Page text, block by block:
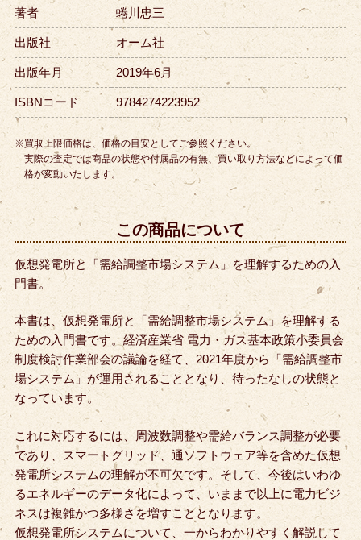
著者 蜷川忠三
出版社 オーム社
出版年月 2019年6月
ISBNコード 9784274223952
※買取上限価格は、価格の目安としてご参照ください。
実際の査定では商品の状態や付属品の有無、買い取り方法などによって価
格が変動いたします。
この商品について
仮想発電所と「需給調整市場システム」を理解するための入
門書。
本書は、仮想発電所と「需給調整市場システム」を理解する
ための入門書です。経済産業省 電力・ガス基本政策小委員会
制度検討作業部会の議論を経て、2021年度から「需給調整市
場システム」が運用されることとなり、待ったなしの状態と
なっています。
これに対応するには、周波数調整や需給バランス調整が必要
であり、スマートグリッド、通ソフトウェア等を含めた仮想
発電所システムの理解が不可欠です。そして、今後はいわゆ
るエネルギーのデータ化によって、いままで以上に電力ビジ
ネスは複雑かつ多様さを増すこととなります。
仮想発電所システムについて、一からわかりやすく解説して